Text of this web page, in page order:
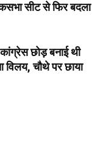
सीट से फिर बदला
छोड़ बनाई थी
विलय, चौथे पर छाया